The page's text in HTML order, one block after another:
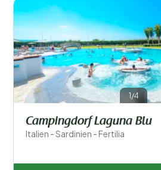
Regionen
1/4
Campingdorf Laguna Blu
Italien - Sardinien - Fertilia